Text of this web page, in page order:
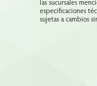
las sucursales
especificaciones
sujetas a cambios